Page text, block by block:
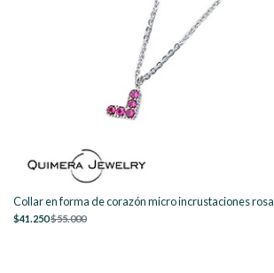
Collar en forma de corazón micro incrustaciones rosa
$41.250$55.000